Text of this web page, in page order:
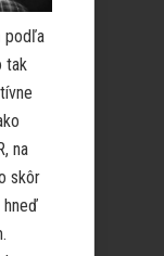
podľa
tak
na
skôr
hneď